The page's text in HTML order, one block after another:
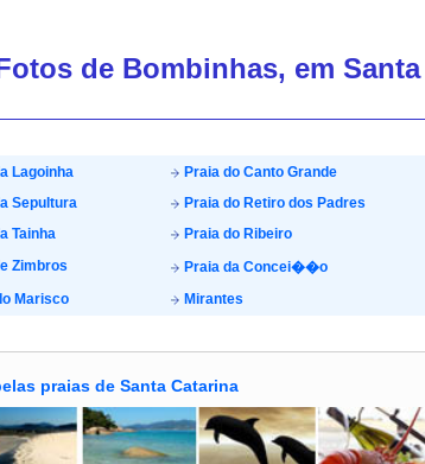
de Bombinhas, em Santa
Lagoinha
Praia do Canto Grande
Sepultura
Praia do Retiro dos Padres
Tainha
Praia do Ribeiro
Zimbros
Praia da Concei��o
Marisco Mirantes
praias de Santa Catarina